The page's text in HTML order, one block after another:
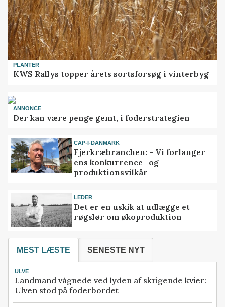
PLANTER
KWS Rallys topper årets sortsforsøg i vinterbyg
ANNONCE
Der kan være penge gemt, i foderstrategien
CAP-I-DANMARK
Fjerkræbranchen: - Vi forlanger
ens konkurrence- og
produktionsvilkår
LEDER
Det er en uskik at udlægge et
røgslør om økoproduktion
MEST LÆSTE SENESTE NYT
ULVE
Landmand vågnede ved lyden af skrigende kvier:
Ulven stod på foderbordet